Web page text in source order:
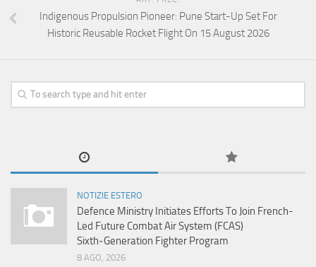
Indigenous Propulsion Pioneer: Pune Start-Up Set For
Historic Reusable Rocket Flight On 15 August 2026
NOTIZIE ESTERO
Defence Ministry Initiates Efforts To Join French-
Led Future Combat Air System (FCAS)
Sixth‑Generation Fighter Program
8 AGO, 2026